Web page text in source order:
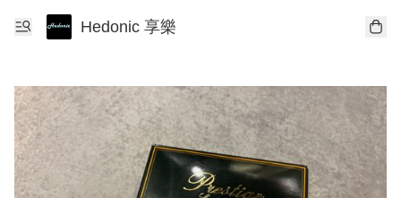
Hedonic 享樂